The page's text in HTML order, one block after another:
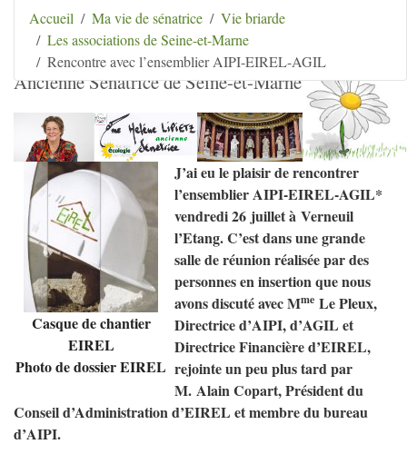
Aller au contenu Aller au menu
Aller au menu
secondaire
Aller à la recherche
Hélène Lipietz
Ancienne Sénatrice de Seine-et-Marne
Accueil Ma vie de sénatrice
Vie briarde
Les associations de Seine-et-Marne
Rencontre avec l’ensemblier AIPI-EIREL-AGIL
Casque de chantier
EIREL
Photo de dossierEIREL
J’ai eu le plaisir de rencontrer
l’ensemblierAIPI-EIREL-AGIL*
vendredi 26 juillet à Verneuil
l’Etang. C’est dans une grande
salle de réunion réalisée par des
personnes en insertion que nous
avons discuté avec Mme Le Pleux,
Directrice d’AIPI, d’AGIL et
Directrice Financière d’EIREL,
rejointe un peu plus tard par
M. Alain Copart, Président du
Conseil d’Administration d’EIREL et membre du bureau
d’AIPI.